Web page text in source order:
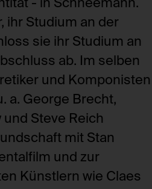
- in Schneemann.
ihr Studium an der
sie ihr Studium an
ab. Im selben
und Komponisten
a. George Brecht,
und Steve Reich
mit Stan
und zur
Künstlern wie Claes